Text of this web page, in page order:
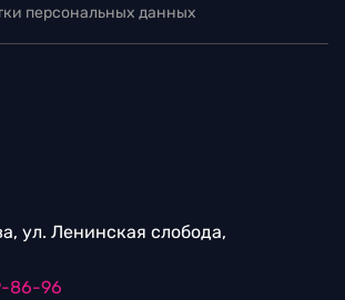
персональных данных
ул. Ленинская слобода,
86-96